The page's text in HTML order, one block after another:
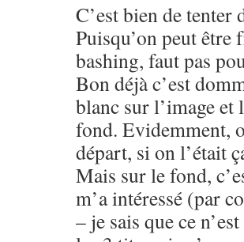
C’est bien de tenter
Puisqu’on peut être
bashing, faut pas
Bon déjà c’est
blanc sur l’image
fond. Evidemment,
départ, si on l’était
Mais sur le fond,
m’a intéressé (par
– je sais que ce